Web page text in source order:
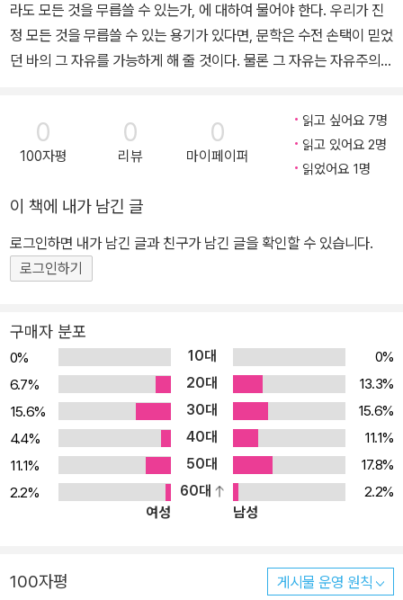
재는 이상한 짐승이다』(2014), 『바로 그 시간』(2010)이 있다.
라도 모든 것을 무릅쓸 수 있는가, 에 대하여 물어야 한다. 우리가 진
정 모든 것을 무릅쓸 수 있는 용기가 있다면, 문학은 수전 손택이 믿었
던 바의 그 자유를 가능하게 해 줄 것이다. 물론 그 자유는 자유주의자
근대적인 주체의 포스트모던한 갱신 속에서 읽어낸다 이 비평집은 근
래에 나온 한국 소설들을 집중적으로 독해함으로써, 문학의 그 질적
근대문학의 종말이란 예술과 문학 그 자체의 종말이 아니라, 역사의
거대한 전환 속에서 낡은 것들이 허물어지고 새로운 것이 나타나는
어떤 전회 내지는 갱신을 일컫는다. 근대라는 한 시대의 역사적 종막
을 ‘역사의 종말’이라고 한다면 탈냉전, 액체근대, 인지자본, 포스트휴
념들이라 할 수 있다. ‘포스트모던’은 그 전면적이고 급진적인 역사의
전환을 단적으로 집약하는 어휘이다. 이 문학론집의 핵심은 한국 소
설을 통해 바로 그 역사적 전환의 요지를 근대적인 주체의 포스트모
던한 갱신 속에서 읽어내는 데 있다. 근대적 주체란 모든 전제적 구속
으로부터 자유로운 개인이다. 정치적 권력과 경제적 분배로부터의 배
제, 합리적 지성과 문화적 향유로부터의 배제로부터 자기의 몫을 요
구하고 역사에 등장한 것이 근대적 주체로서의 자유주의적 개인이다.
근대문학은 바로 그 리버럴한 주체의 지성과 정감을 바탕으로 성립된
의 이념을 정초하는 핵심이었다. 근대문학은 신의 섭리라는 초월성으
로부터 독립한 세속적인 개인의 예술이었다. 그 세속적 개인이 독창
0
100자평
0
리뷰
0
마이페이퍼
읽고 싶어요 7명
읽고 있어요 2명
읽었어요 1명
이 책에 내가 남긴 글
로그인하면 내가 남긴 글과 친구가 남긴 글을 확인할 수 있습니다.
로그인하기
구매자 분포
0% 10대
0%
6.7%
20대
13.3%
15.6%
30대
15.6%
4.4%
40대
11.1%
11.1%
50대
17.8%
2.2%
60대
2.2%
여성
남성
100자평 게시물 운영 원칙